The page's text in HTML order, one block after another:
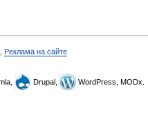
Реклама на сайте
Drupal, WordPress, MODx.